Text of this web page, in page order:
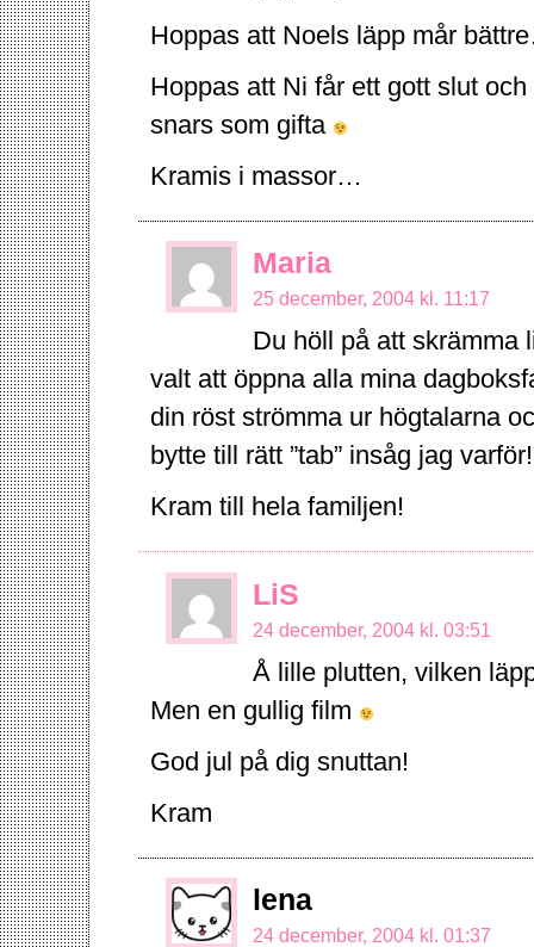
Hoppas att Noels läpp mår
Hoppas att Ni får ett gott slut
snars som gifta
Kramis i massor…
Maria
25 december, 2004 kl. 11:17
Du höll på att skrämma
valt att öppna alla mina
din röst strömma ur högtalarna
bytte till rätt ”tab” insåg jag
Kram till hela familjen!
LiS
24 december, 2004 kl. 03:51
Å lille plutten, vilken
Men en gullig film
God jul på dig snuttan!
Kram
lena
24 december, 2004 kl. 01:37